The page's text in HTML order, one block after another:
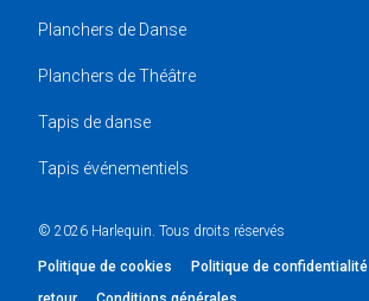
Planchers de Danse
Planchers de Théâtre
Tapis de danse
Tapis événementiels
© 2026 Harlequin. Tous droits réservés
Politique de cookies Politique de confidentialité